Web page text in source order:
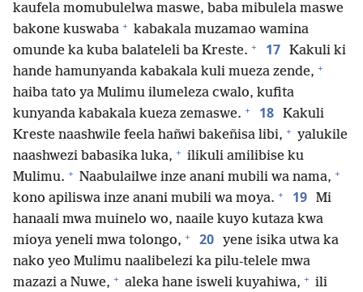
kaufela momubulelwa maswe, baba mibulela maswe
bakone kuswaba + kabakala muzamao wamina
omunde ka kuba balateleli ba Kreste. + 17 Kakuli ki
hande hamunyanda kabakala kuli mueza zende, +
haiba tato ya Mulimu ilumeleza cwalo, kufita
kunyanda kabakala kueza zemaswe. + 18 Kakuli
Kreste naashwile feela hañwi bakeñisa libi, + yalukile
naashwezi babasika luka, + ilikuli amilibise ku
Mulimu. + Naabulailwe inze anani mubili wa nama, +
kono apiliswa inze anani mubili wa moya. + 19 Mi
hanaali mwa muinelo wo, naaile kuyo kutaza kwa
mioya yeneli mwa tolongo, + 20 yene isika utwa ka
nako yeo Mulimu naalibelezi ka pilu-telele mwa
mazazi a Nuwe, + aleka hane isweli kuyahiwa, + ili